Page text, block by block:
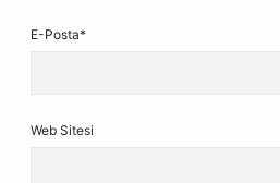
E-Posta*
Web Sitesi